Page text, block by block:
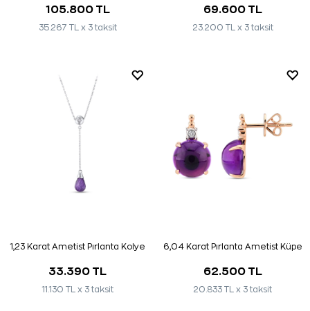
105.800 TL
35.267 TL x 3 taksit
69.600 TL
23.200 TL x 3 taksit
1,23 Karat Ametist Pırlanta Kolye
33.390 TL
11.130 TL x 3 taksit
6,04 Karat Pırlanta Ametist Küpe
62.500 TL
20.833 TL x 3 taksit